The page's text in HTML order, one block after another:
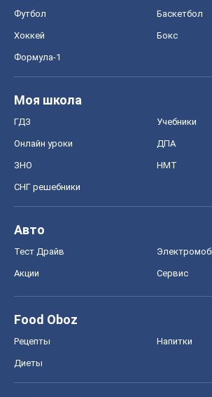
Футбол Баскетбол
Хоккей Бокс
Формула-1
Моя школа
ГДЗ Учебники
Онлайн уроки ДПА
ЗНО НМТ
СНГ решебники
Авто
Тест Драйв
Акции Сервис
Food Oboz
Рецепты Напитки
Диеты